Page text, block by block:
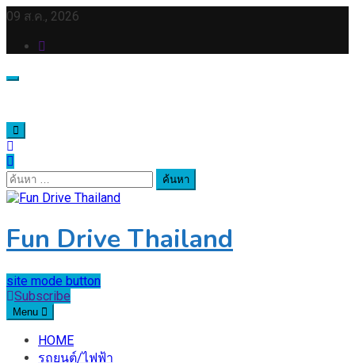
Skip
content
09 ส.ค., 2026
ค้นหา
สำหรับ:
Fun Drive Thailand
site mode button
Subscribe
Menu
HOME
รถยนต์/ไฟฟ้า